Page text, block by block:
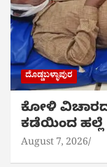
ದೊಡ್ಡಬಳ್ಳಾಪುರ
ಕೋಳಿ ವಿಚಾರದ
ಕಡೆಯಿಂದ ಹಲ್ಲೆ
August 7, 2026